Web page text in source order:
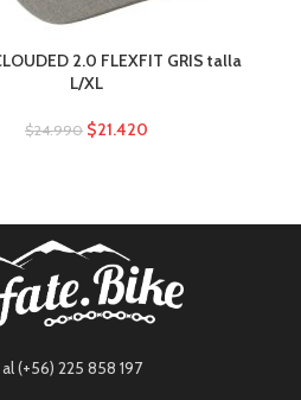
2.0 FLEXFIT GRIS talla
L/XL
$24.990 $21.420
(+56) 225 858 197